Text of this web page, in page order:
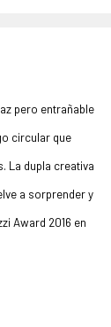
pero entrañable
circular que
La dupla creativa
a sorprender y
Award 2016 en